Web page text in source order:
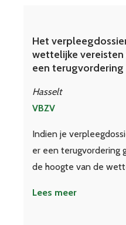
Het
wettelijke
een
Hasselt
VBZV
Indien je
er een terugvordering
de hoogte van de
Lees meer